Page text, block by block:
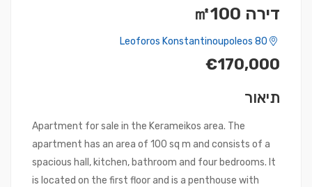
דירה ㎡100
€170,000
תיאור
Apartment for sale in the Kerameikos area. The
apartment has an area of ​​100 sq m and consists of a
spacious hall, kitchen, bathroom and four bedrooms. It
is located on the first floor and is a penthouse with